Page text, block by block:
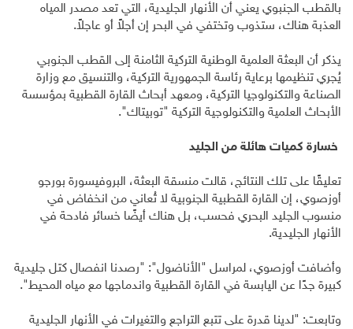
بالقطب الجنبوي يعني أن الأنهار الجليدية، التي تعد مصدر المياه
العذبة هناك، ستذوب وتختفي في البحر إن أجلاً أو عاجلاً.
يذكر أن البعثة العلمية الوطنية التركية الثامنة إلى القطب الجنوبي
يُجري تنظيمها برعاية رئاسة الجمهورية التركية، والتنسيق مع وزارة
الصناعة والتكنولوجيا التركية، ومعهد أبحاث القارة القطبية بمؤسسة
الأبحاث العلمية والتكنولوجية التركية "توبيتاك".
خسارة كميات هائلة من الجليد
تعليقًا على تلك النتائج، قالت منسقة البعثة، البروفيسورة بورجو
أوزصوي، إن القارة القطبية الجنوبية لا تُعاني من انخفاض في
منسوب الجليد البحري فحسب، بل هناك أيضًا خسائر فادحة في
الأنهار الجليدية.
وأضافت أوزصوي، لمراسل "الأناضول": "رصدنا انفصال كتل جليدية
كبيرة جدًا عن اليابسة في القارة القطبية واندماجها مع مياه المحيط".
وتابعت: "لدينا قدرة على تتبع التراجع والتغيرات في الأنهار الجليدية